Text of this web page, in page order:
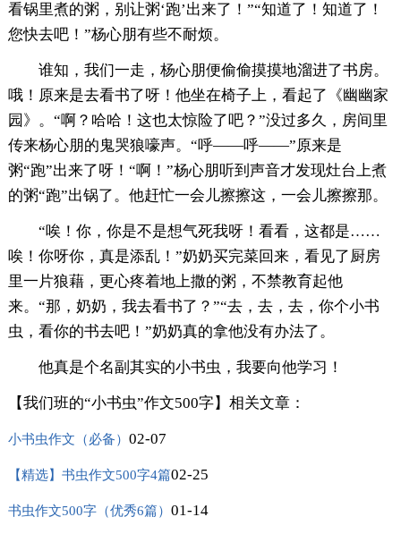
看锅里煮的粥，别让粥‘跑’出来了！”“知道了！知道了！
您快去吧！”杨心朋有些不耐烦。
谁知，我们一走，杨心朋便偷偷摸摸地溜进了书房。
哦！原来是去看书了呀！他坐在椅子上，看起了《幽幽家
园》。“啊？哈哈！这也太惊险了吧？”没过多久，房间里
传来杨心朋的鬼哭狼嚎声。“呼——呼——”原来是
粥“跑”出来了呀！“啊！”杨心朋听到声音才发现灶台上煮
的粥“跑”出锅了。他赶忙一会儿擦擦这，一会儿擦擦那。
“唉！你，你是不是想气死我呀！看看，这都是……
唉！你呀你，真是添乱！”奶奶买完菜回来，看见了厨房
里一片狼藉，更心疼着地上撒的粥，不禁教育起他
来。“那，奶奶，我去看书了？”“去，去，去，你个小书
虫，看你的书去吧！”奶奶真的拿他没有办法了。
他真是个名副其实的小书虫，我要向他学习！
【我们班的“小书虫”作文500字】相关文章：
小书虫作文（必备） 02-07
【精选】书虫作文500字4篇02-25
书虫作文500字（优秀6篇） 01-14